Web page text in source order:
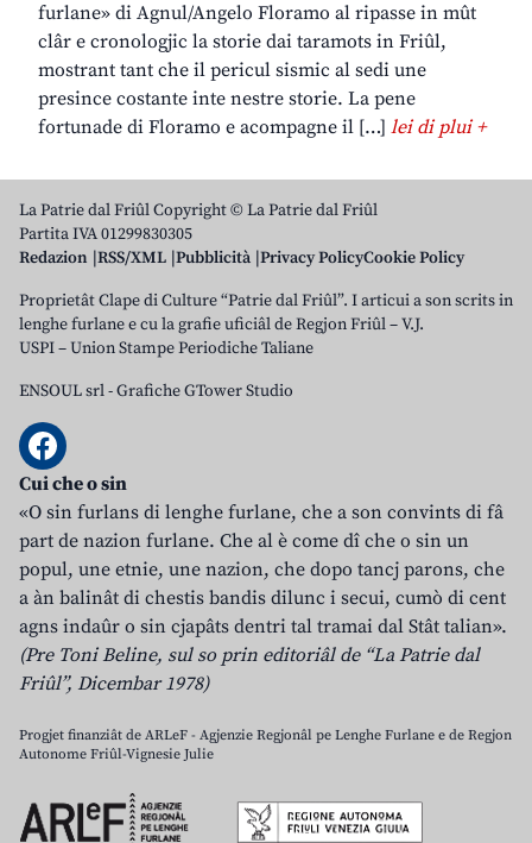
furlane» di Agnul/Angelo Floramo al ripasse in mût
clâr e cronologjic la storie dai taramots in Friûl,
mostrant tant che il pericul sismic al sedi une
presince costante inte nestre storie. La pene
fortunade di Floramo e acompagne il […] lei di plui +
La Patrie dal Friûl Copyright © La Patrie dal Friûl
Partita IVA 01299830305
Redazion RSS/XML Pubblicità Privacy PolicyCookie Policy
Proprietât Clape di Culture “Patrie dal Friûl”. I articui a son scrits in
lenghe furlane e cu la grafie uficiâl de Regjon Friûl – V.J.
USPI – Union Stampe Periodiche Taliane
ENSOUL srl-Grafiche GTower Studio
Cui che o sin
«O sin furlans di lenghe furlane, che a son convints di fâ
part de nazion furlane. Che al è come dî che o sin un
popul, une etnie, une nazion, che dopo tancj parons, che
a àn balinât di chestis bandis dilunc i secui, cumò di cent
agns indaûr o sin cjapâts dentri tal tramai dal Stât talian».
(Pre Toni Beline, sul so prin editoriâl de “La Patrie dal
Friûl”, Dicembar 1978)
Progjet finanziât de ARLeF - Agjenzie Regjonâl pe Lenghe Furlane e de Regjon
Autonome Friûl-Vignesie Julie